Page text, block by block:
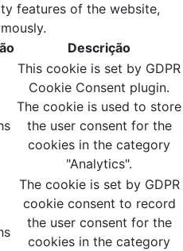
features of the website,
Descrição
This cookie is set by GDPR
Cookie Consent plugin.
The cookie is used to store
the user consent for the
cookies in the category
"Analytics".
The cookie is set by GDPR
cookie consent to record
the user consent for the
cookies in the category